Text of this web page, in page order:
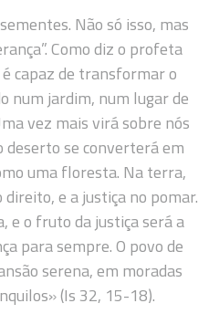
Não só isso, mas
Como diz o profeta
capaz de transformar o
num jardim, num lugar de
vez mais virá sobre nós
se converterá em
uma floresta. Na terra,
e a justiça no pomar.
e o fruto da justiça será a
para sempre. O povo de
serena, em moradas
(Is 32, 15-18).